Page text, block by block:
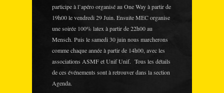
participe à l’apéro organisé au One Way à partir de
19h00 le vendredi 29 Juin. Ensuite MEC organise
une soirée 100% latex à partir de 22h00 au
Mensch. Puis le samedi 30 juin nous marcherons
comme chaque année à partir de 14h00, avec les
associations ASMF et Unif Unif. Tous les détails
de ces événements sont à retrouver dans la section
Agenda.